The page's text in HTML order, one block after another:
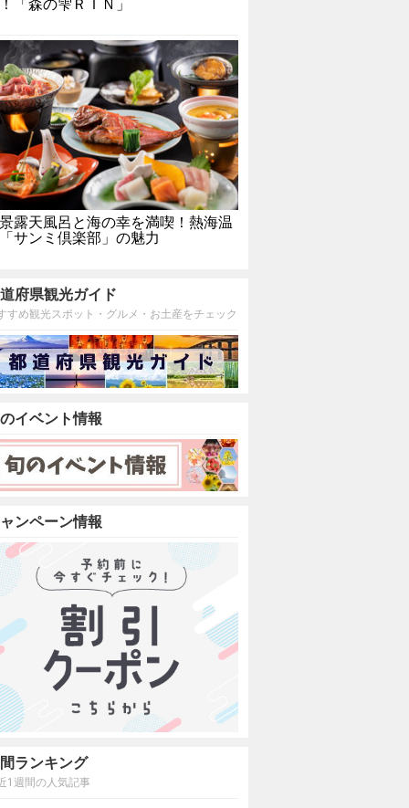
「森の雫ＲＩＮ」
露天風呂と海の幸を満喫！熱海温
サンミ倶楽部」の魅力
府県観光ガイド
すめ観光スポット・グルメ・お土産をチェック
イベント情報
ンペーン情報
ランキング
1週間の人気記事